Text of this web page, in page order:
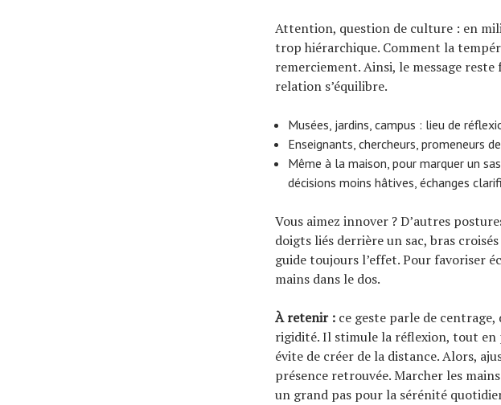
Attention, question de culture : en
trop hiérarchique. Comment la
remerciement. Ainsi, le message
relation s’équilibre.
Musées, jardins, campus : lieu de
Enseignants, chercheurs, promeneurs
Même à la maison, pour marquer un
décisions moins hâtives, échanges
Vous aimez innover ? D’autres
doigts liés derrière un sac, bras
guide toujours l’effet. Pour favoriser
mains dans le dos.
À retenir : ce geste parle de
rigidité. Il stimule la réflexion, tout en
évite de créer de la distance. Alors,
présence retrouvée. Marcher les
un grand pas pour la sérénité